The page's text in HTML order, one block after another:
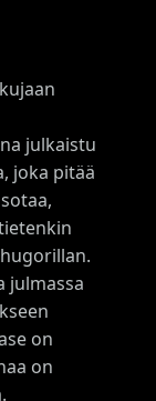
julkaistu
joka pitää
julmassa
on
on